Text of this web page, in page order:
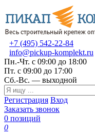
+7 (495) 542-22-84
info@pickup-komplekt.ru
Пн.-Чт. с 09:00 до 18:00
Пт. с 09:00 до 17:00
Сб.-Вс. — выходной
Регистрация Вход
Заказать звонок
0 позиций
0